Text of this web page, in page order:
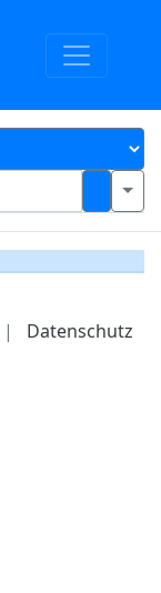
| Datenschutz